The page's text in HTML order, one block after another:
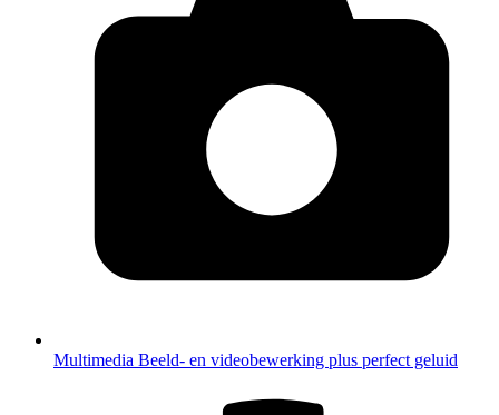
Multimedia Beeld- en videobewerking plus perfect geluid